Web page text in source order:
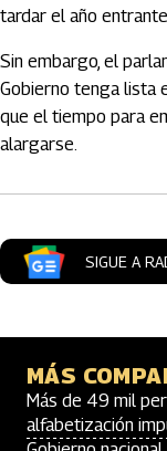
tardar el año
Sin embargo, el
Gobierno tenga lista
que el tiempo para
alargarse.
SIGUE A
MÁS
Más de 49 mil
alfabetización